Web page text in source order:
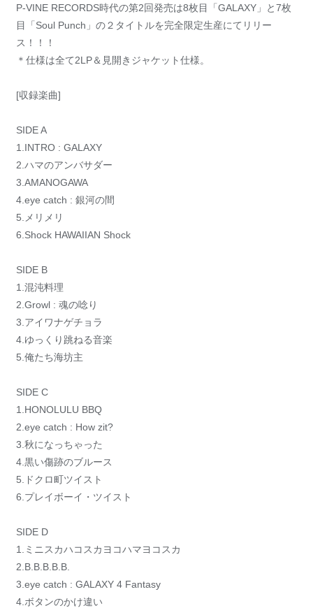
P-VINE RECORDS時代の第2回発売は8枚目「GALAXY」と7枚
目「Soul Punch」の２タイトルを完全限定生産にてリリー
ス！！！
＊仕様は全て2LP＆見開きジャケット仕様。
[収録楽曲]
SIDE A
1.INTRO : GALAXY
2.ハマのアンバサダー
3.AMANOGAWA
4.eye catch : 銀河の間
5.メリメリ
6.Shock HAWAIIAN Shock
SIDE B
1.混沌料理
2.Growl : 魂の唸り
3.アイワナゲチョラ
4.ゆっくり跳ねる音楽
5.俺たち海坊主
SIDE C
1.HONOLULU BBQ
2.eye catch : How zit?
3.秋になっちゃった
4.黒い傷跡のブルース
5.ドクロ町ツイスト
6.プレイボーイ・ツイスト
SIDE D
1.ミニスカハコスカヨコハマヨコスカ
2.B.B.B.B.B.
3.eye catch : GALAXY 4 Fantasy
4.ボタンのかけ違い